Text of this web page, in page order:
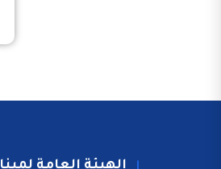
الهيئة العامة